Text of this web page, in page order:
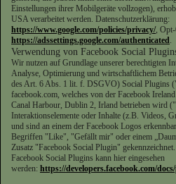
Einstellungen ihrer Mobilgeräte vollzogen),
USA verarbeitet werden. Datenschutzerklärung:
https://www.google.com/policies/privacy/,
https://adssettings.google.com/authenticated.
Verwendung von Facebook Social
Wir nutzen auf Grundlage unserer berechtigten
Analyse, Optimierung und wirtschaftlichem
des Art. 6 Abs. 1 lit. f. DSGVO) Social Plugins
facebook.com, welches von der Facebook
Canal Harbour, Dublin 2, Irland betrieben wird
Interaktionselemente oder Inhalte (z.B. Videos,
und sind an einem der Facebook Logos
Begriffen "Like", "Gefällt mir" oder einem
Zusatz "Facebook Social Plugin"
Facebook Social Plugins kann hier eingesehen
werden: https://developers.facebook.com/